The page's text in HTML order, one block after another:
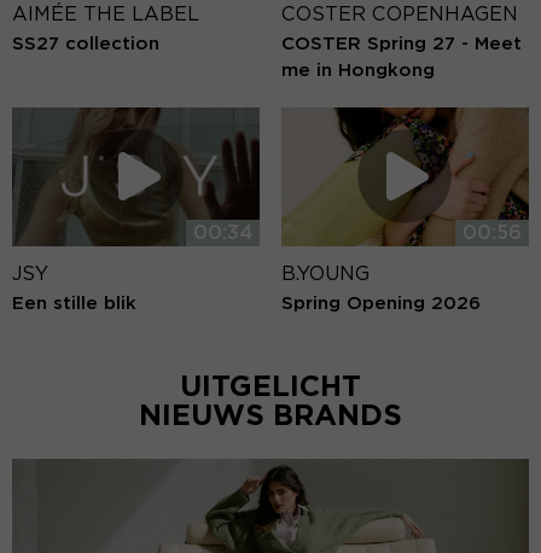
AIMÉE THE LABEL
SS27 collection
COSTER COPENHAGEN
COSTER Spring 27 - Meet
me in Hongkong
00:34
JSY
Een stille blik
00:56
B.YOUNG
Spring Opening 2026
UITGELICHT
NIEUWS BRANDS